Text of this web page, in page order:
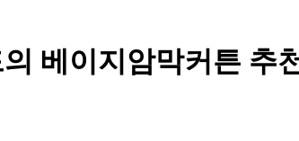
베이지암막커튼 추